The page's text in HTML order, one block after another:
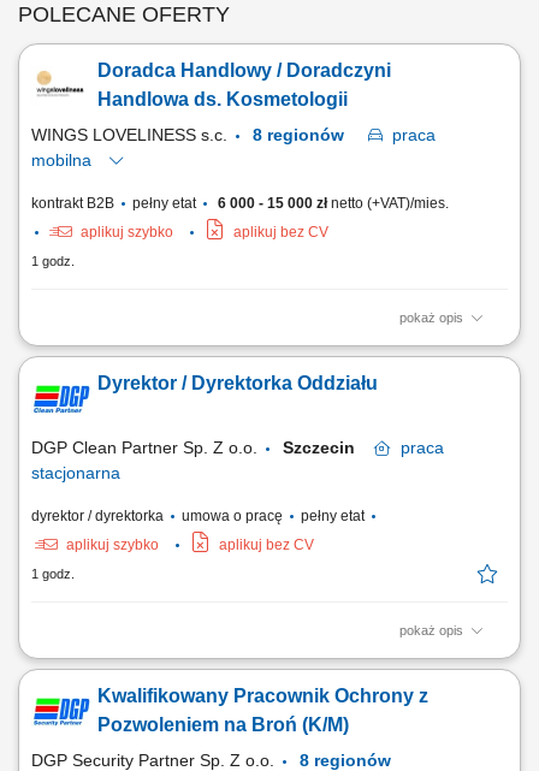
POLECANE OFERTY
Doradca Handlowy / Doradczyni
Handlowa ds. Kosmetologii
WINGS LOVELINESS s.c.
praca
mobilna
kontrakt B2B pełny etat 6 000 - 15 000 złnetto (+VAT)/mies.
aplikuj szybko
aplikuj bez CV
1 godz.
pokaż opis
rozwijanie sprzedaży profesjonalnych produktów z obszaru
współpracy z gabinetami kosmetologicznymi oraz klinikami,
prowadzenie prezentacji produktów i szkoleń dla partnerów
Dyrektor / Dyrektorka Oddziału
DGP Clean Partner Sp. Z o.o. Szczecin
praca
stacjonarna
dyrektor / dyrektorka umowa o pracę
pełny etat
aplikuj szybko
aplikuj bez CV
1 godz.
pokaż opis
Biuro oddziału w Szczecinie Twój zakres obowiązków: W ramach
odpowiedzialna za planowanie, organizowanie i monitorowanie
działalności oddziału w zakresie świadczenia usług porządkowych w
Kwalifikowany Pracownik Ochrony z
Pozwoleniem na Broń (K/M)
DGP Security Partner Sp. Z o.o.